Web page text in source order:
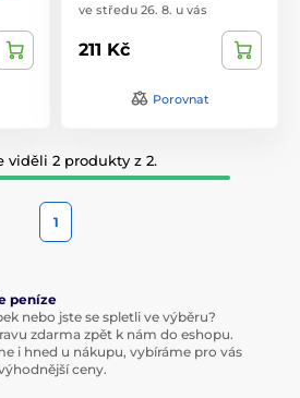
ve středu 26. 8. u vás
211 Kč
Porovnat
viděli 2 produkty z 2.
1
peníze
nebo jste se spletli ve výběru?
zdarma zpět k nám do eshopu.
i hned u nákupu, vybíráme pro vás
ceny.